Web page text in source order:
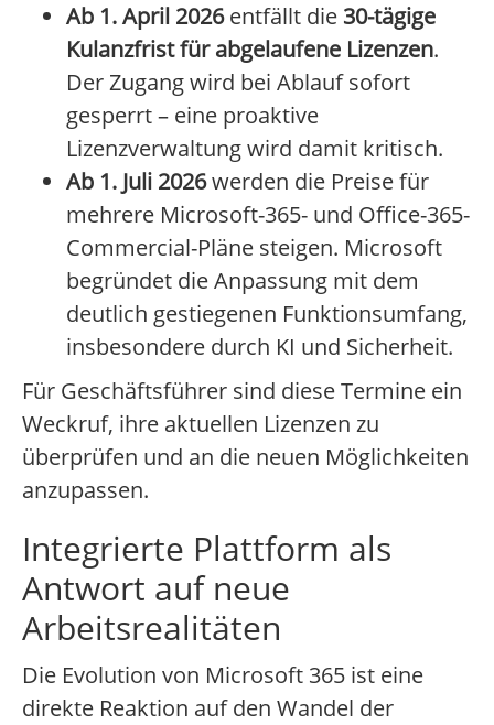
Ab 1. April 2026entfällt die 30-tägige
Kulanzfrist für abgelaufene Lizenzen.
Der Zugang wird bei Ablauf sofort
gesperrt – eine proaktive
Lizenzverwaltung wird damit kritisch.
Ab 1. Juli 2026werden die Preise für
mehrere Microsoft-365- und Office-365-
Commercial-Pläne steigen. Microsoft
begründet die Anpassung mit dem
deutlich gestiegenen Funktionsumfang,
insbesondere durch KI und Sicherheit.
Für Geschäftsführer sind diese Termine ein
Weckruf, ihre aktuellen Lizenzen zu
überprüfen und an die neuen Möglichkeiten
anzupassen.
Integrierte Plattform als
Antwort auf neue
Arbeitsrealitäten
Die Evolution von Microsoft 365 ist eine
direkte Reaktion auf den Wandel der